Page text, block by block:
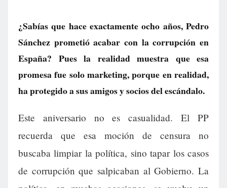
¿Sabías que hace exactamente ocho años, Pedro
Sánchez prometió acabar con la corrupción en
España? Pues la realidad muestra que esa
promesa fue solo marketing, porque en realidad,
ha protegido a sus amigos y socios del escándalo.
Este aniversario no es casualidad. El PP
recuerda que esa moción de censura no
buscaba limpiar la política, sino tapar los casos
de corrupción que salpicaban al Gobierno. La